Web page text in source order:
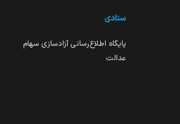
ستادی
پایگاه اطلاع‌رسانی آزادسازی سهام
عدالت